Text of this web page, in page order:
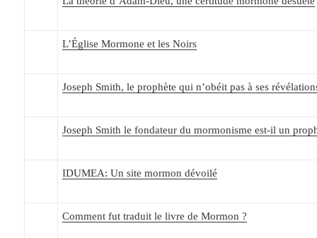
L’Église Mormone et les Noirs
Joseph Smith, le prophète qui n’obéit pas à ses
Joseph Smith le fondateur du mormonisme est-il un
IDUMEA: Un site mormon dévoilé
Comment fut traduit le livre de Mormon ?